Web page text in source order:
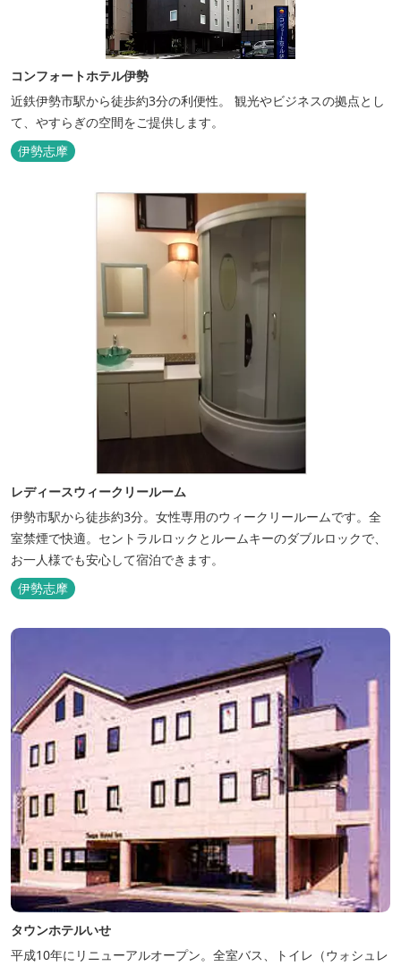
コンフォートホテル伊勢
近鉄伊勢市駅から徒歩約3分の利便性。 観光やビジネスの拠点とし
て、やすらぎの空間をご提供します。
伊勢志摩
レディースウィークリールーム
伊勢市駅から徒歩約3分。女性専用のウィークリールームです。全
室禁煙で快適。セントラルロックとルームキーのダブルロックで、
お一人様でも安心して宿泊できます。
伊勢志摩
タウンホテルいせ
平成10年にリニューアルオープン。全室バス、トイレ（ウォシュレ